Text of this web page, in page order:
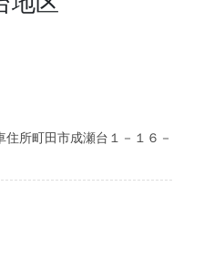
所町田市成瀬台１－１６－